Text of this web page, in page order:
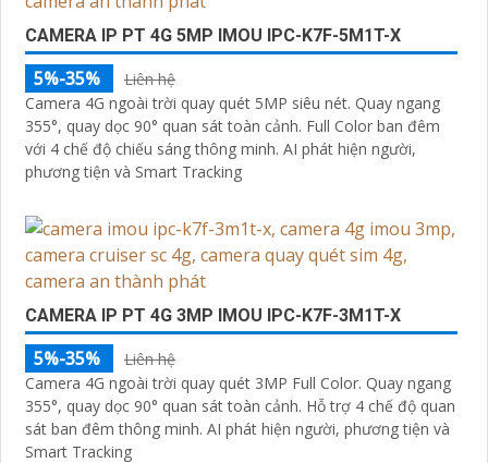
CAMERA IP PT 4G 5MP IMOU IPC-K7F-5M1T-X
5%-35%
Liên hệ
Camera 4G ngoài trời quay quét 5MP siêu nét. Quay ngang
355°, quay dọc 90° quan sát toàn cảnh. Full Color ban đêm
với 4 chế độ chiếu sáng thông minh. AI phát hiện người,
phương tiện và Smart Tracking
CAMERA IP PT 4G 3MP IMOU IPC-K7F-3M1T-X
5%-35%
Liên hệ
Camera 4G ngoài trời quay quét 3MP Full Color. Quay ngang
355°, quay dọc 90° quan sát toàn cảnh. Hỗ trợ 4 chế độ quan
sát ban đêm thông minh. AI phát hiện người, phương tiện và
Smart Tracking